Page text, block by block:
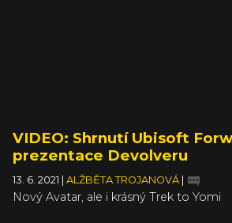
VIDEO: Shrnutí Ubisoft
prezentace Devolveru
13. 6. 2021 ALŽBĚTA TROJANOVÁ
Nový Avatar, ale i krásný Trek to Yomi